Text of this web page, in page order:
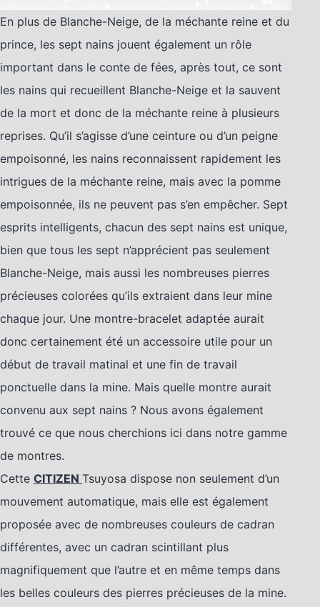
En plus de Blanche-Neige, de la méchante reine et du
prince, les sept nains jouent également un rôle
important dans le conte de fées, après tout, ce sont
les nains qui recueillent Blanche-Neige et la sauvent
de la mort et donc de la méchante reine à plusieurs
reprises. Qu’il s’agisse d’une ceinture ou d’un peigne
empoisonné, les nains reconnaissent rapidement les
intrigues de la méchante reine, mais avec la pomme
empoisonnée, ils ne peuvent pas s’en empêcher. Sept
esprits intelligents, chacun des sept nains est unique,
bien que tous les sept n’apprécient pas seulement
Blanche-Neige, mais aussi les nombreuses pierres
précieuses colorées qu’ils extraient dans leur mine
chaque jour. Une montre-bracelet adaptée aurait
donc certainement été un accessoire utile pour un
début de travail matinal et une fin de travail
ponctuelle dans la mine. Mais quelle montre aurait
convenu aux sept nains ? Nous avons également
trouvé ce que nous cherchions ici dans notre gamme
de montres.
Cette CITIZEN Tsuyosa dispose non seulement d’un
mouvement automatique, mais elle est également
proposée avec de nombreuses couleurs de cadran
différentes, avec un cadran scintillant plus
magnifiquement que l’autre et en même temps dans
les belles couleurs des pierres précieuses de la mine.